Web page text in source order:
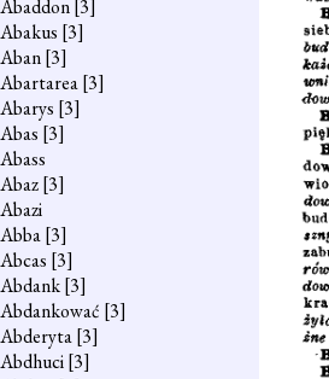
Abaddon[3]
Abakus [3]
Aban[3]
Abartarea[3]
Abarys [3]
Abas [3]
Abass
Abaz[3]
Abazi
Abba[3]
Abcas [3]
Abdank[3]
Abdankować [3]
Abderyta[3]
Abdhuci[3]